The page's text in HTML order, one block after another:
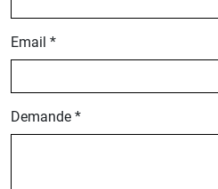
Email *
Demande *